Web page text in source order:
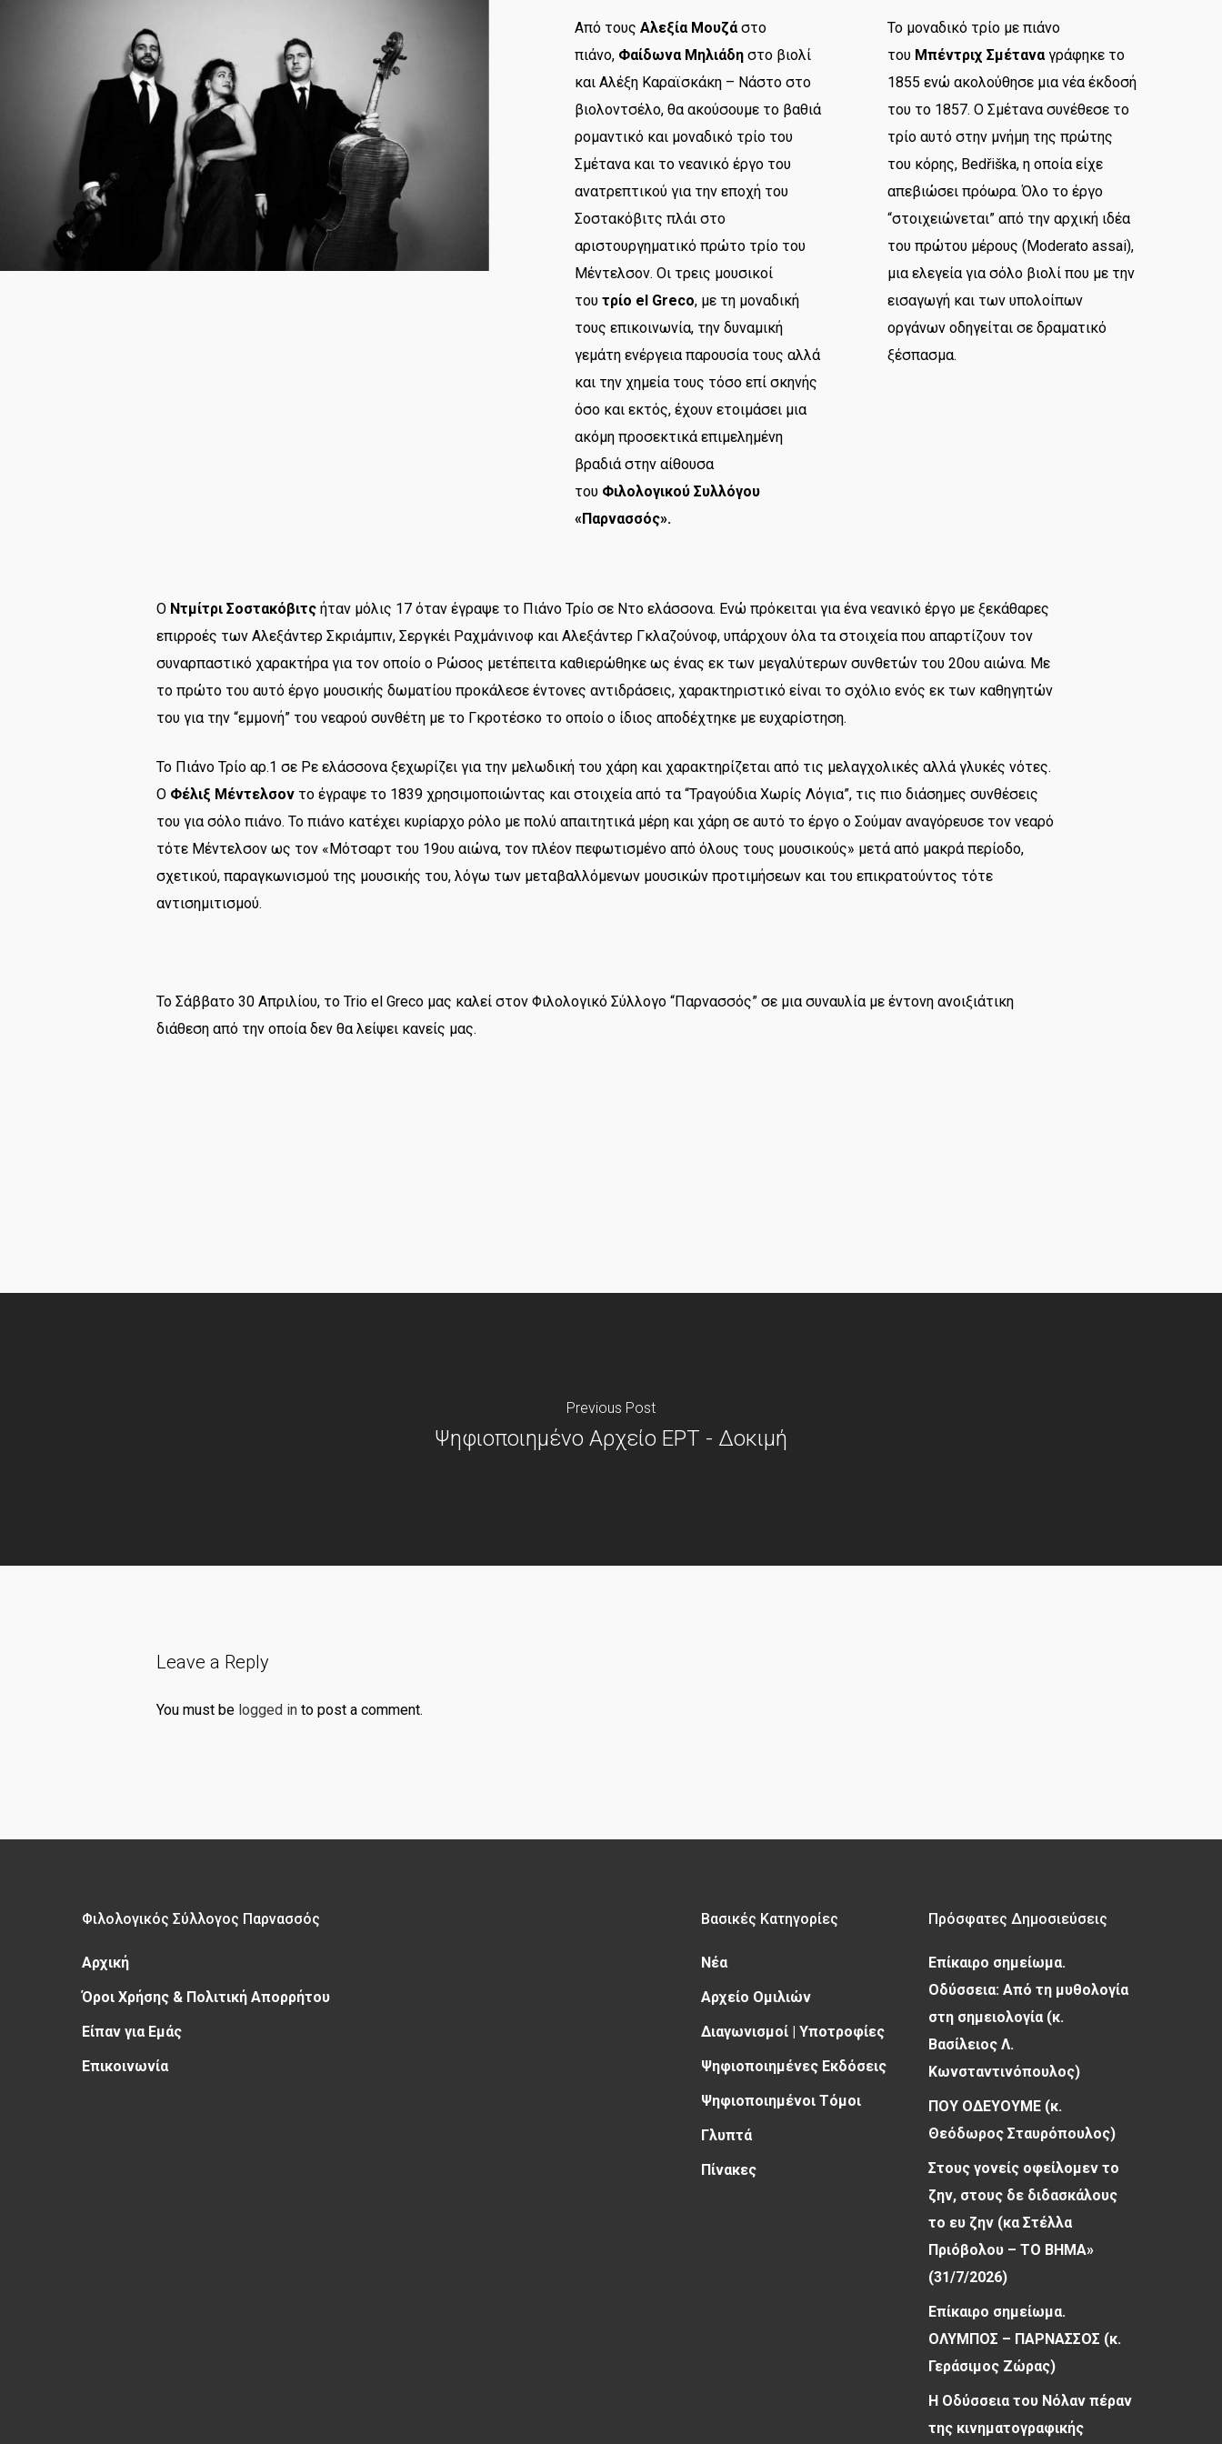
Aπό τους Αλεξία Μουζάστο
πιάνο, Φαίδωνα Μηλιάδηστο βιολί
και Αλέξη Καραϊσκάκη – Νάστο στο
βιολοντσέλο, θα ακούσουμε το βαθιά
ρομαντικό και μοναδικό τρίο του
Σμέτανα και το νεανικό έργο του
ανατρεπτικού για την εποχή του
Σοστακόβιτς πλάι στο
αριστουργηματικό πρώτο τρίο του
Μέντελσον. Οι τρεις μουσικοί
του τρίο el Greco, με τη μοναδική
τους επικοινωνία, την δυναμική
γεμάτη ενέργεια παρουσία τους αλλά
και την χημεία τους τόσο επί σκηνής
όσο και εκτός, έχουν ετοιμάσει μια
ακόμη προσεκτικά επιμελημένη
βραδιά στην αίθουσα
του Φιλολογικού Συλλόγου
«Παρνασσός».
Το μοναδικό τρίο με πιάνο
του Μπέντριχ Σμέταναγράφηκε το
1855 ενώ ακολούθησε μια νέα έκδοσή
του το 1857. Ο Σμέτανα συνέθεσε το
τρίο αυτό στην μνήμη της πρώτης
του κόρης, Bedřiška, η οποία είχε
απεβιώσει πρόωρα. Όλο το έργο
“στοιχειώνεται” από την αρχική ιδέα
του πρώτου μέρους (Moderato assai),
μια ελεγεία για σόλο βιολί που με την
εισαγωγή και των υπολοίπων
οργάνων οδηγείται σε δραματικό
ξέσπασμα.
Ο Ντμίτρι Σοστακόβιτςήταν μόλις 17 όταν έγραψε το Πιάνο Τρίο σε Ντο ελάσσονα. Ενώ πρόκειται για ένα νεανικό έργο με ξεκάθαρες
επιρροές των Αλεξάντερ Σκριάμπιν, Σεργκέι Ραχμάνινοφ και Αλεξάντερ Γκλαζούνοφ, υπάρχουν όλα τα στοιχεία που απαρτίζουν τον
συναρπαστικό χαρακτήρα για τον οποίο ο Ρώσος μετέπειτα καθιερώθηκε ως ένας εκ των μεγαλύτερων συνθετών του 20ου αιώνα. Με
το πρώτο του αυτό έργο μουσικής δωματίου προκάλεσε έντονες αντιδράσεις, χαρακτηριστικό είναι το σχόλιο ενός εκ των καθηγητών
του για την “εμμονή” του νεαρού συνθέτη με το Γκροτέσκο το οποίο ο ίδιος αποδέχτηκε με ευχαρίστηση.
To Πιάνο Τρίο αρ.1 σε Ρε ελάσσονα ξεχωρίζει για την μελωδική του χάρη και χαρακτηρίζεται από τις μελαγχολικές αλλά γλυκές νότες.
Ο Φέλιξ Μέντελσον το έγραψε το 1839 χρησιμοποιώντας και στοιχεία από τα “Τραγούδια Χωρίς Λόγια”, τις πιο διάσημες συνθέσεις
του για σόλο πιάνο. Το πιάνο κατέχει κυρίαρχο ρόλο με πολύ απαιτητικά μέρη και χάρη σε αυτό το έργο ο Σούμαν αναγόρευσε τον νεαρό
τότε Μέντελσον ως τον «Μότσαρτ του 19ου αιώνα, τον πλέον πεφωτισμένο από όλους τους μουσικούς» μετά από μακρά περίοδο,
σχετικού, παραγκωνισμού της μουσικής του, λόγω των μεταβαλλόμενων μουσικών προτιμήσεων και του επικρατούντος τότε
αντισημιτισμού.
Το Σάββατο 30 Απριλίου, το Trio el Greco μας καλεί στον Φιλολογικό Σύλλογο “Παρνασσός” σε μια συναυλία με έντονη ανοιξιάτικη
διάθεση από την οποία δεν θα λείψει κανείς μας.
Previous Post
Ψηφιοποιημένο Αρχείο ΕΡΤ - Δοκιμή
Leave a Reply
You must be logged in to post a comment.
Φιλολογικός Σύλλογος Παρνασσός
Αρχική
Όροι Χρήσης & Πολιτική Απορρήτου
Είπαν για Εμάς
Επικοινωνία
Βασικές Κατηγορίες
Νέα
Αρχείο Ομιλιών
Διαγωνισμοί | Υποτροφίες
Ψηφιοποιημένες Εκδόσεις
Ψηφιοποιημένοι Τόμοι
Γλυπτά
Πίνακες
Πρόσφατες Δημοσιεύσεις
Επίκαιρο σημείωμα.
Οδύσσεια: Από τη μυθολογία
στη σημειολογία (κ.
Βασίλειος Λ.
Κωνσταντινόπουλος)
ΠΟΥ ΟΔΕΥΟΥΜΕ (κ.
Θεόδωρος Σταυρόπουλος)
Στους γονείς οφείλομεν το
ζην, στους δε διδασκάλους
το ευ ζην (κα Στέλλα
Πριόβολου – ΤΟ ΒΗΜΑ»
(31/7/2026)
Επίκαιρο σημείωμα.
ΟΛΥΜΠΟΣ – ΠΑΡΝΑΣΣΟΣ (κ.
Γεράσιμος Ζώρας)
Η Οδύσσεια του Νόλαν πέραν
της κινηματογραφικής